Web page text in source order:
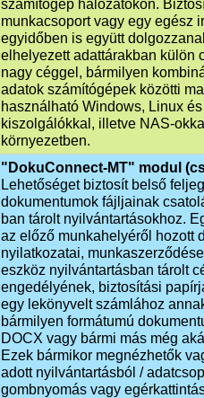
számítógép hálózatokon.
munkacsoport vagy egy egész
egyidőben is együtt
elhelyezett adattárakban külön
nagy céggel, bármilyen
adatok számítógépek közötti
használható Windows, Linux
kiszolgálókkal, illetve NAS-
környezetben.
"DokuConnect-MT" modul
Lehetőséget biztosít belső
dokumentumok fájljainak
ban tárolt nyilvántartásokhoz.
az előző munkahelyéről hozott
nyilatkozatai,
eszköz nyilvántartásban tárolt
engedélyének, biztosítási
egy lekönyvelt számlához
bármilyen formátumú
DOCX vagy bármi más még
Ezek bármikor megnézhetők
adott nyilvántartásból /
gombnyomás vagy